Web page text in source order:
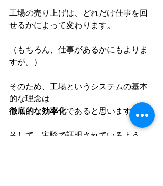
工場の売り上げは、どれだけ仕事を回
せるかによって変わります。
（もちろん、仕事があるかにもよりま
すが。）
そのため、工場というシステムの基本
的な理念は
徹底的な効率化であると思います。
そして、実験で証明されているよう